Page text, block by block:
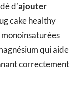
d’ajouter
cake healthy
monoinsaturées
qui aide
correctement